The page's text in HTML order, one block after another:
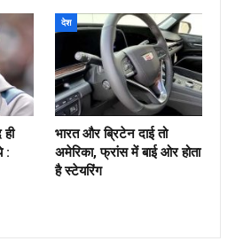
:
देश
भारत और ब्रिटेन दाई तो
अमेरिका, फ्रांस में बाई ओर होता
है स्टेयरिंग